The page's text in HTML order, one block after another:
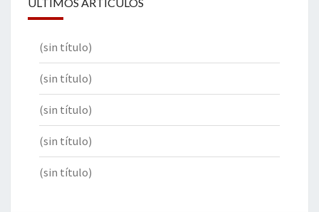
(sin título)
(sin título)
(sin título)
(sin título)
(sin título)